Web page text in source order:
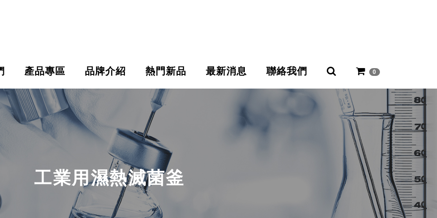
產品專區 品牌介紹 熱門新品 最新消息 聯絡我們 0
工業用濕熱滅菌釜